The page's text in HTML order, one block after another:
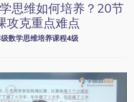
思维如何培养？20节
攻克重点难点
数学思维培养课程4级